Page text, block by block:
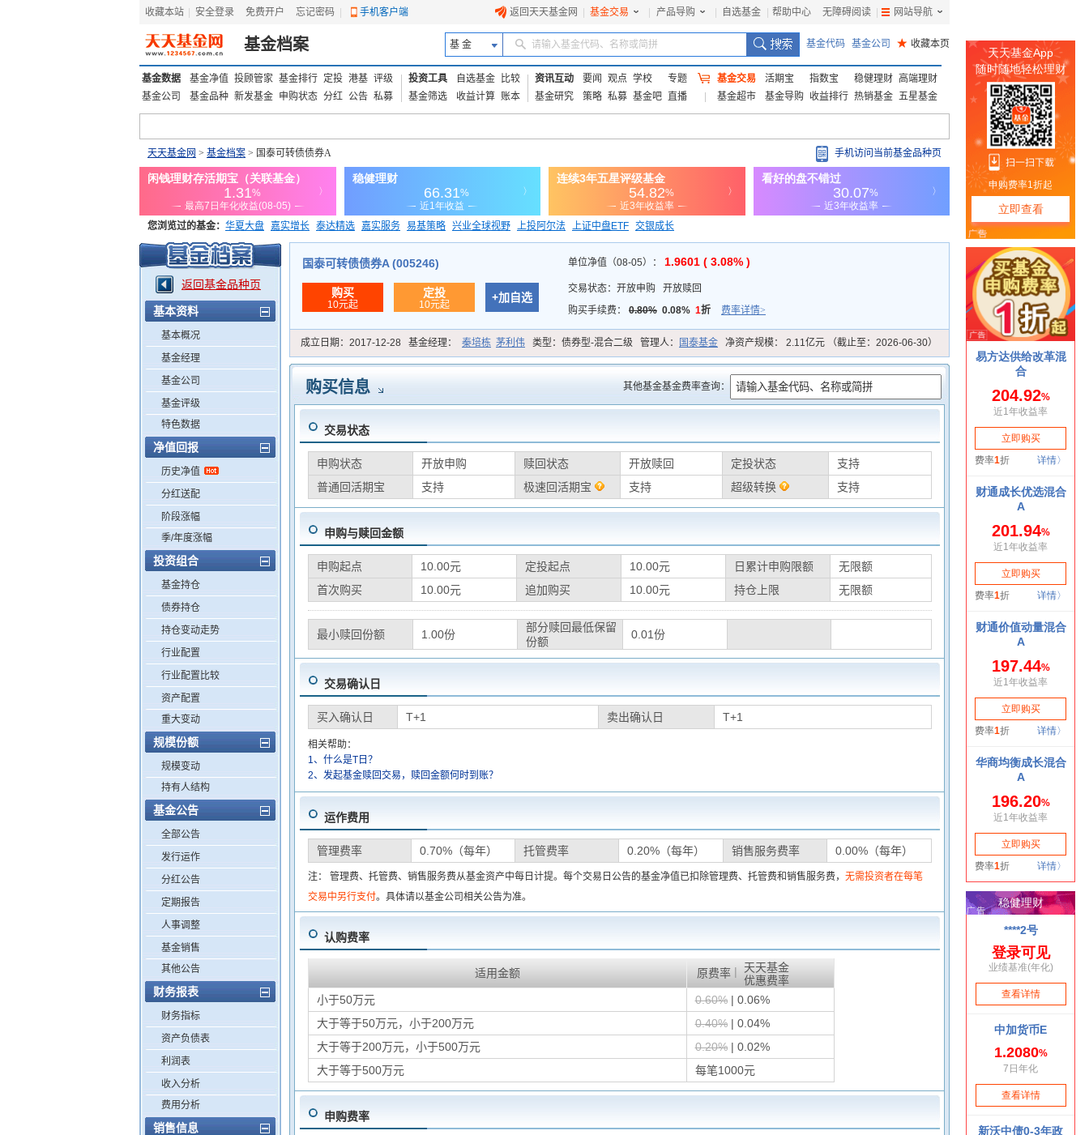
收藏本站 安全登录 免费开户 忘记密码 手机客户端 返回天天基金网 基金交易 产品导购 自选基金 帮助中心 无障碍阅读 网站导航
基金档案 基 金 请输入基金代码、名称或简拼 基金代码 基金公司 ★ 收藏本页
基金数据 基金净值 投顾管家 基金排行 定投 港基 评级
基金公司
基金品种 新发基金 申购状态 分红 公告 私募
投资工具 自选基金
比较
基金筛选
收益计算 账本
资讯互动 要闻 观点 学校
专题
基金研究
策略 私募 基金吧 直播
基金交易 活期宝 指数宝 稳健理财 高端理财
基金超市
基金导购 收益排行 热销基金 五星基金
天天基金网 > 基金档案 > 国泰可转债债券A 手机访问当前基金品种页
您浏览过的基金： 华夏大盘 嘉实增长 泰达精选 嘉实服务 易基策略 兴业全球视野 上投阿尔法 上证中盘ETF 交银成长
添富优势 华安宏利 上证180价值ETF
返回基金品种页
基本资料
基本概况
基金经理
基金公司
基金评级
特色数据
净值回报
历史净值
分红送配
阶段涨幅
季/年度涨幅
投资组合
基金持仓
债券持仓
持仓变动走势
行业配置
行业配置比较
资产配置
重大变动
规模份额
规模变动
持有人结构
基金公告
全部公告
发行运作
分红公告
定期报告
人事调整
基金销售
其他公告
财务报表
财务指标
资产负债表
利润表
收入分析
费用分析
销售信息
国泰可转债债券A (005246)
购买
10元起
定投
10元起
+加自选
单位净值（08-05）： 1.9601 ( 3.08% )
交易状态： 开放申购
开放赎回
购买手续费： 0.80% 0.08% 1折 费率详情>
成立日期： 2017-12-28 基金经理： 秦培栋 茅利伟 类型： 债券型-混合二级 管理人： 国泰基金 净资产规模： 2.11亿元 （截止至：2026-06-30）
购买信息 其他基金基金费率查询：
交易状态
申购状态 开放申购 赎回状态 开放赎回 定投状态
支持
普通回活期宝
支持 极速回活期宝 支持 超级转换 支持
申购与赎回金额
申购起点 10.00元 定投起点 10.00元 日累计申购限额
无限额
首次购买
10.00元 追加购买 10.00元 持仓上限 无限额
最小赎回份额 1.00份
部分赎回最低保留
份额
0.01份
交易确认日
买入确认日 T+1 卖出确认日 T+1
相关帮助：
1、什么是T日？
2、发起基金赎回交易，赎回金额何时到账？
运作费用
管理费率 0.70%（每年） 托管费率 0.20%（每年） 销售服务费率 0.00%（每年）
注： 管理费、托管费、销售服务费从基金资产中每日计提。每个交易日公告的基金净值已扣除管理费、托管费和销售服务费， 无需投资者在每笔
交易中另行支付。具体请以基金公司相关公告为准。
认购费率
适用金额 原费率 |
天天基金
优惠费率
小于50万元
0.60%| 0.06%
大于等于50万元，小于200万元
0.40%| 0.04%
大于等于200万元，小于500万元
0.20%| 0.02%
大于等于500万元
每笔1000元
申购费率